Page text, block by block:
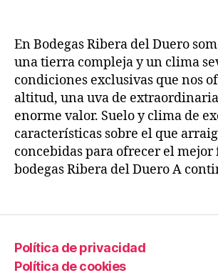
entrada
En Bodegas Ribera del Duero
una tierra compleja y un clima
condiciones exclusivas que nos
altitud, una uva de
enorme valor. Suelo y clima de
características sobre el que
concebidas para ofrecer el
bodegas Ribera del Duero A
Política de privacidad
Política de cookies